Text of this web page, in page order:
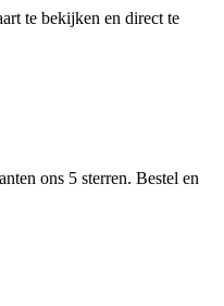
te bekijken en direct te
ons 5 sterren. Bestel en